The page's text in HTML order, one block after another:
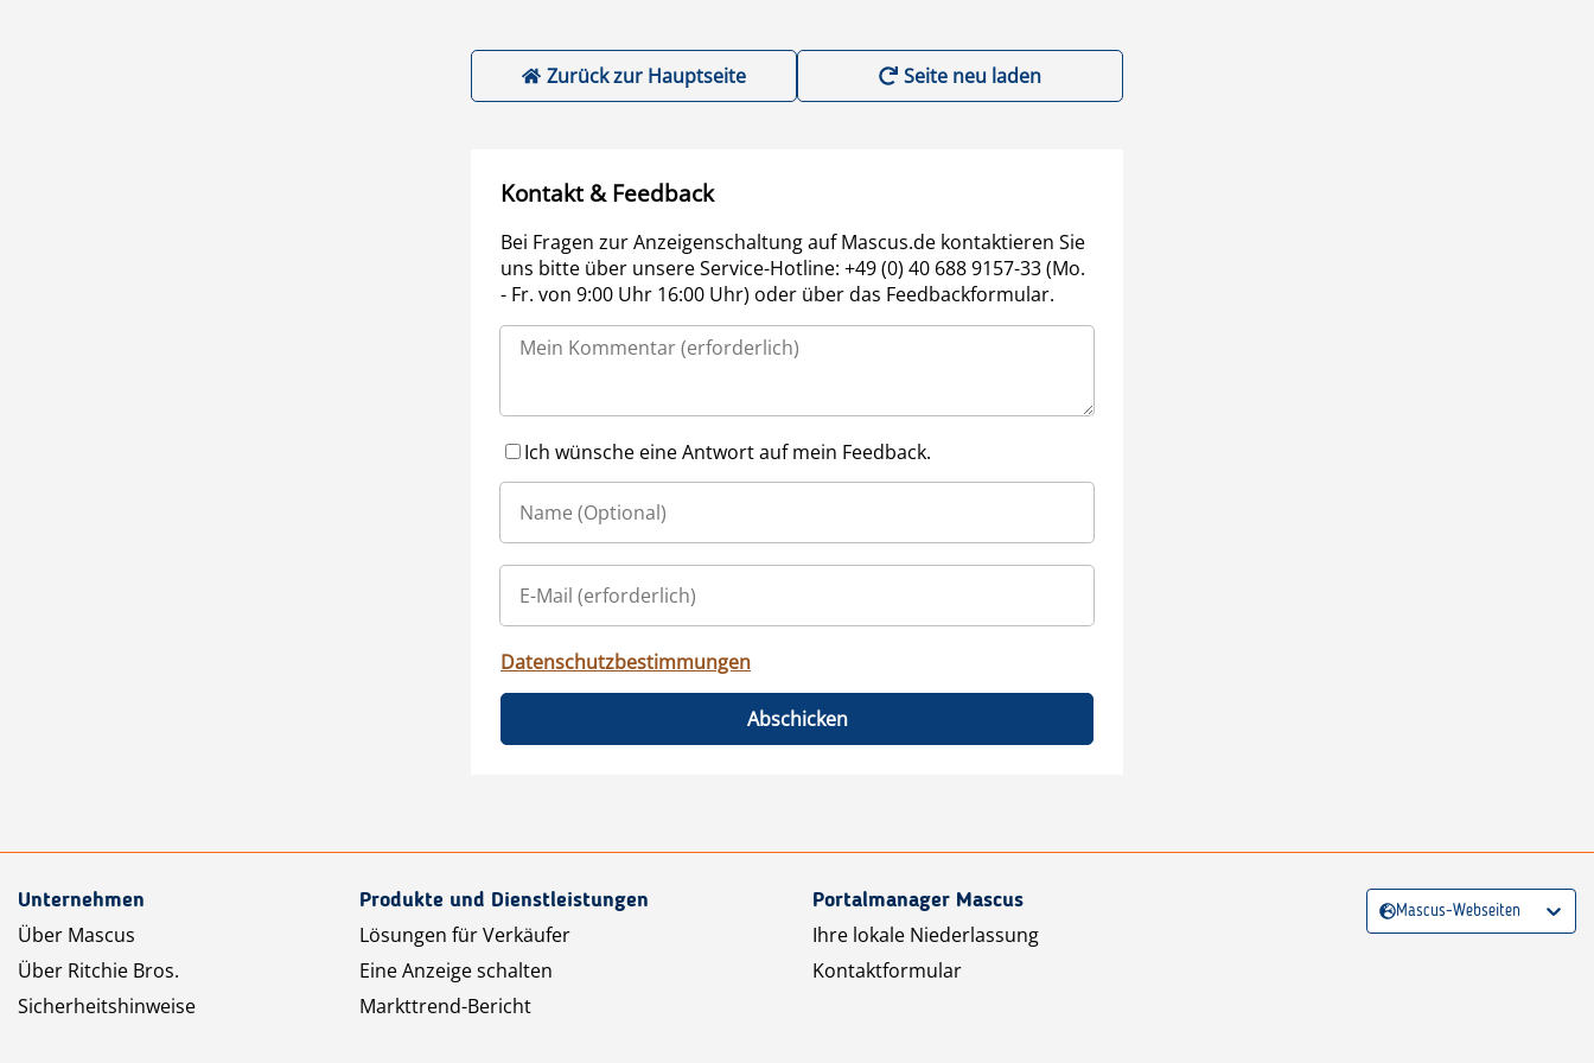
Zurück zur Hauptseite Seite neu laden
Kontakt & Feedback
Bei Fragen zur Anzeigenschaltung auf Mascus.de kontaktieren Sie
uns bitte über unsere Service-Hotline: +49 (0) 40 688 9157-33 (Mo.
- Fr. von 9:00 Uhr 16:00 Uhr) oder über das Feedbackformular.
Ich wünsche eine Antwort auf mein Feedback.
Datenschutzbestimmungen
Abschicken
Unternehmen
Über Mascus
Über Ritchie Bros.
Sicherheitshinweise
Produkte und Dienstleistungen
Lösungen für Verkäufer
Eine Anzeige schalten
Markttrend-Bericht
Portalmanager Mascus
Ihre lokale Niederlassung
Kontaktformular
Mascus-Webseiten